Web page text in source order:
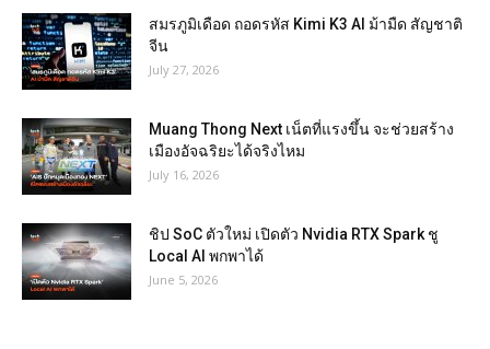
สมรภูมิเดือด ถอดรหัส Kimi K3 AI ม้ามืด สัญชาติ
จีน
July 27, 2026
Muang Thong Next เน็ตที่แรงขึ้น จะช่วยสร้าง
เมืองอัจฉริยะได้จริงไหม
July 16, 2026
ชิป SoC ตัวใหม่ เปิดตัว Nvidia RTX Spark ชู
Local AI พกพาได้
June 5, 2026